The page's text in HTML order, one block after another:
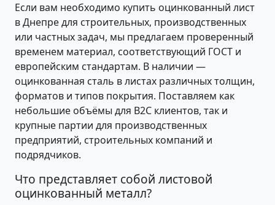
Если вам необходимо купить оцинкованный лист
в Днепре для строительных, производственных
или частных задач, мы предлагаем проверенный
временем материал, соответствующий ГОСТ и
европейским стандартам. В наличии —
оцинкованная сталь в листах различных толщин,
форматов и типов покрытия. Поставляем как
небольшие объёмы для B2C клиентов, так и
крупные партии для производственных
предприятий, строительных компаний и
подрядчиков.
Что представляет собой листовой
оцинкованный металл?